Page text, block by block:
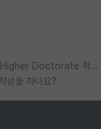
우리나라도 학구 열풍보면 Higher Doctorate 학위가 필요하다고 봅니다.
성을 하나요?